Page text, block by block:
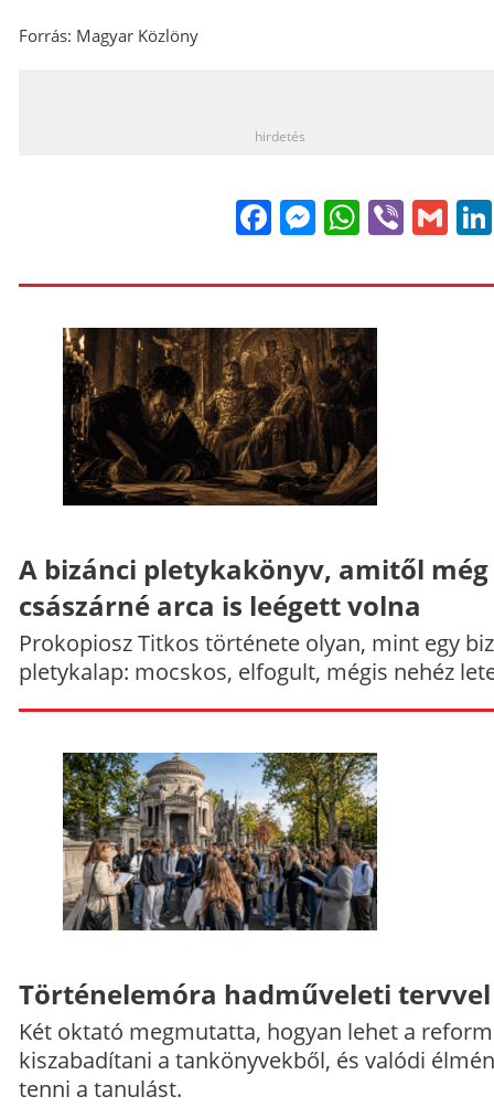
Forrás: Magyar Közlöny
hirdetés
FacebookViber
A bizánci pletykakönyv, amitől még
császárné arca is leégett volna
Prokopiosz Titkos története olyan, mint egy
pletykalap: mocskos, elfogult, mégis nehéz
Történelemóra hadműveleti tervvel
Két oktató megmutatta, hogyan lehet a
kiszabadítani a tankönyvekből, és valódi
tenni a tanulást.